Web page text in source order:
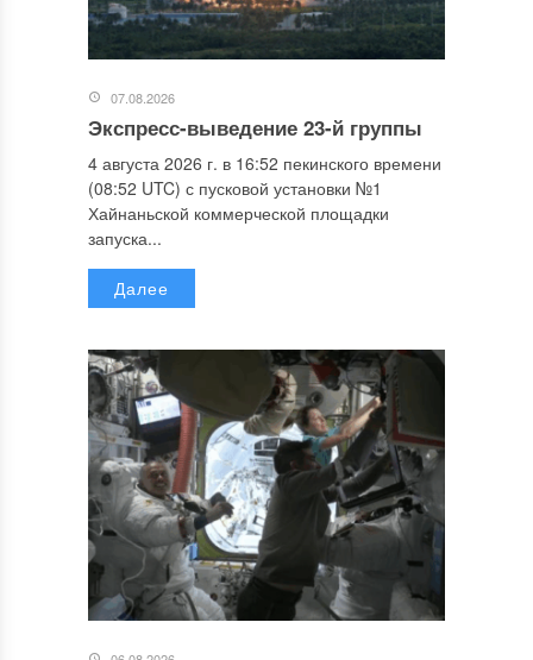
07.08.2026
Экспресс-выведение 23-й группы
4 августа 2026 г. в 16:52 пекинского времени
(08:52 UTC) с пусковой установки №1
Хайнаньской коммерческой площадки
запуска...
Далее